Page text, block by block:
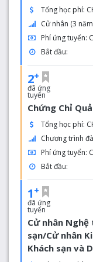
dụng quốc tế,
Thụy Sĩ tổ chức
Tại sao chọn
César Ritz
trong việc đưa
công nghiệp nhà
giới, một cách
trực tiếp để biết
nước ngoài
Tổng học phí:
Cử nhân (3
Phí ứng tuyển:
Bắt đầu:
2+
đã ứng
tuyển
Chứng Chỉ
Tổng học phí:
Chương trình
Phí ứng tuyển:
Bắt đầu:
1 +
đã ứng
tuyển
Cử nhân
sạn/Cử nhân
Khách sạn và